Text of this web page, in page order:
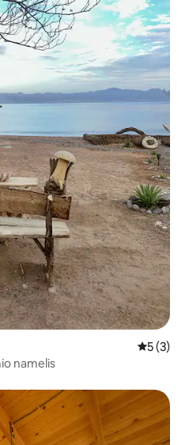
Vidutinis
5 (3)
namelis